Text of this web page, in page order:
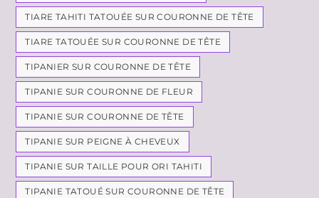
TIARE TAHITI TATOUÉE SUR COURONNE DE TÊTE
TIARE TATOUÉE SUR COURONNE DE TÊTE
TIPANIER SUR COURONNE DE TÊTE
TIPANIE SUR COURONNE DE FLEUR
TIPANIE SUR COURONNE DE TÊTE
TIPANIE SUR PEIGNE À CHEVEUX
TIPANIE SUR TAILLE POUR ORI TAHITI
TIPANIE TATOUÉ SUR COURONNE DE TÊTE